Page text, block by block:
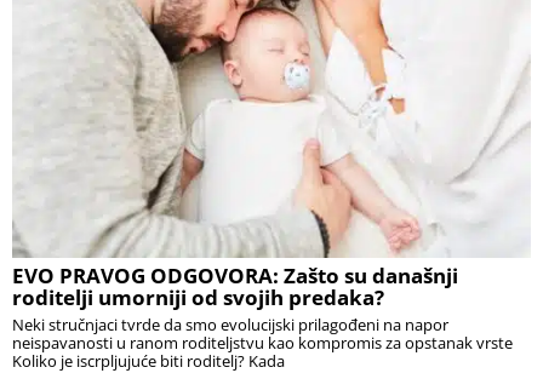
EVO PRAVOG ODGOVORA: Zašto su današnji
roditelji umorniji od svojih predaka?
Neki stručnjaci tvrde da smo evolucijski prilagođeni na napor
neispavanosti u ranom roditeljstvu kao kompromis za opstanak vrste
Koliko je iscrpljujuće biti roditelj? Kada